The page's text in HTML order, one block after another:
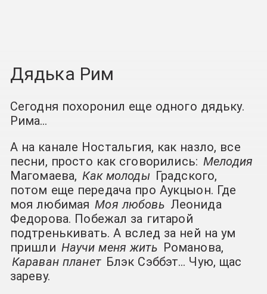
Дядька Рим
Сегодня похоронил еще одного дядьку.
Рима…
А на канале Ностальгия, как назло, все
песни, просто как сговорились: Мелодия
Магомаева, Как молоды Градского,
потом еще передача про Аукцыон. Где
моя любимая Моя любовь Леонида
Федорова. Побежал за гитарой
подтренькивать. А вслед за ней на ум
пришли Научи меня жить Романова,
Караван планет Блэк Сэббэт… Чую, щас
зареву.